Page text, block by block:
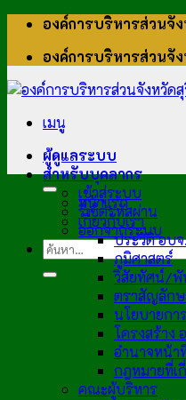
ข้าม
เนื้อหา
องค์การบริหารส่วนจั
องค์การบริหารส่วนจั
เมนู
ผู้ดูแลระบบ
สำหรับบุคลากร
เข้าสู่ระบบ
รีเซ็ตรหัสผ่าน
ออกจากระบบ
หน้าแรก
เกี่ยวกับเรา
ประวัติ อบ
ภูมิศาสตร์
วิสัยทัศน์/พั
ตราสัญลัก
นโยบายกา
โครงสร้าง
อำนาจหน้า
กฎหมายที่เ
คณะผู้บริหาร